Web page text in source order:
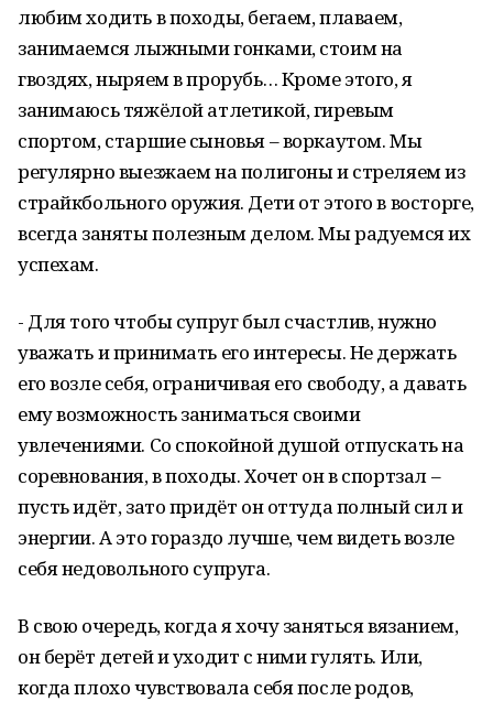
любим ходить в походы, бегаем, плаваем,
занимаемся лыжными гонками, стоим на
гвоздях, ныряем в прорубь… Кроме этого, я
занимаюсь тяжёлой атлетикой, гиревым
спортом, старшие сыновья – воркаутом. Мы
регулярно выезжаем на полигоны и стреляем из
страйкбольного оружия. Дети от этого в восторге,
всегда заняты полезным делом. Мы радуемся их
успехам.
- Для того чтобы супруг был счастлив, нужно
уважать и принимать его интересы. Не держать
его возле себя, ограничивая его свободу, а давать
ему возможность заниматься своими
увлечениями. Со спокойной душой отпускать на
соревнования, в походы. Хочет он в спортзал –
пусть идёт, зато придёт он оттуда полный сил и
энергии. А это гораздо лучше, чем видеть возле
себя недовольного супруга.
В свою очередь, когда я хочу заняться вязанием,
он берёт детей и уходит с ними гулять. Или,
когда плохо чувствовала себя после родов,